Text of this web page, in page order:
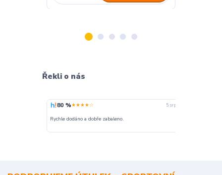
Řekli o nás
80 %★★★★☆ 5. srpna
Rychle dodáno a dobře zabaleno.